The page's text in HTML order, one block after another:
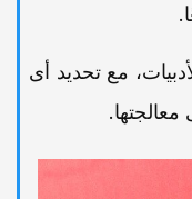
مع تحدید أی